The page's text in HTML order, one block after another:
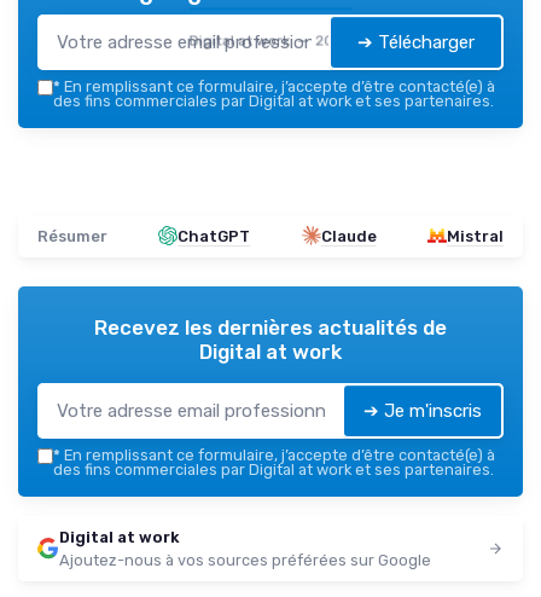
Digital at work — 2026 ➔ Télécharger
* En remplissant ce formulaire, j’accepte d’être contacté(e) à
des fins commerciales par Digital at work et ses partenaires.
Résumer ChatGPT Claude Mistral
Recevez les dernières actualités de
Digital at work
➔ Je m'inscris
* En remplissant ce formulaire, j’accepte d’être contacté(e) à
des fins commerciales par Digital at work et ses partenaires.
Digital at work
Ajoutez-nous à vos sources préférées sur Google